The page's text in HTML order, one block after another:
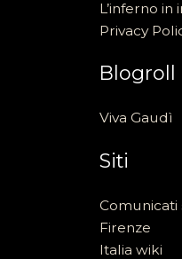
L’inferno in
Privacy
Blogroll
Viva Gaudì
Siti
Comunicati
Firenze
Italia wiki